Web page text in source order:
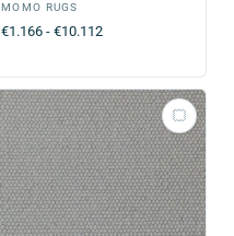
Verkoper:
MOMO RUGS
Normale
€1.166 - €10.112